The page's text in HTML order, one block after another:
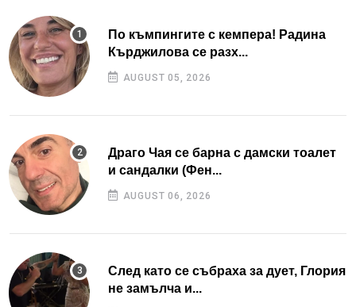
По къмпингите с кемпера! Радина
Кърджилова се разх...
AUGUST 05, 2026
Драго Чая се барна с дамски тоалет
и сандалки (Фен...
AUGUST 06, 2026
След като се събраха за дует, Глория
не замълча и...